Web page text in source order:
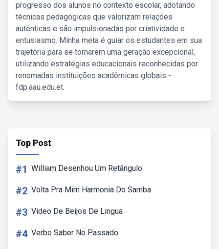
progresso dos alunos no contexto escolar, adotando
técnicas pedagógicas que valorizam relações
autênticas e são impulsionadas por criatividade e
entusiasmo. Minha meta é guiar os estudantes em sua
trajetória para se tornarem uma geração excepcional,
utilizando estratégias educacionais reconhecidas por
renomadas instituições acadêmicas globais -
fdp.aau.edu.et.
Top Post
#1 William Desenhou Um Retângulo
#2 Volta Pra Mim Harmonia Do Samba
#3 Video De Beijos De Lingua
#4 Verbo Saber No Passado